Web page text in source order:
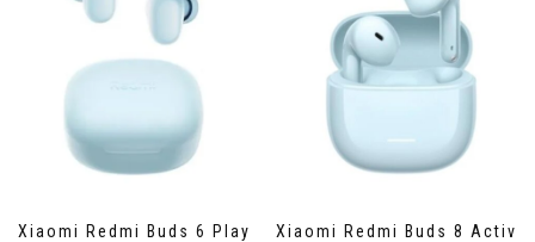
Xiaomi Redmi Buds 6 Play
Xiaomi Redmi Buds 8 Active